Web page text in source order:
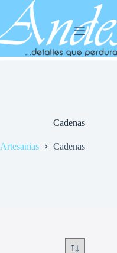
Cadenas
Artesanias Cadenas